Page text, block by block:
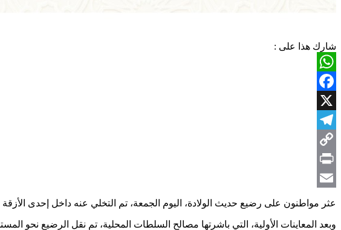
شارك هذا على :
WhatsApp
Facebook
X
Telegram
Copy
Link
Print
عثر مواطنون على رضيع حديث الولادة، اليوم الجمعة، تم التخلي عنه داخل إحدى
وبعد المعاينات الأولية، التي باشرتها مصالح السلطات المحلية، تم نقل الرضيع